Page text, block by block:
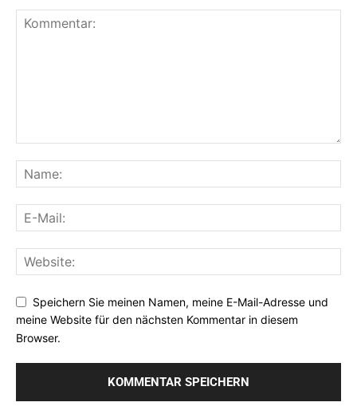
Speichern Sie meinen Namen, meine E-Mail-Adresse und
meine Website für den nächsten Kommentar in diesem
Browser.